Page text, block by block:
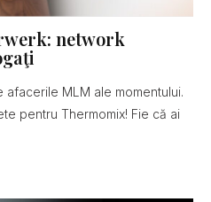
network
MLM ale momentului.
pentru Thermomix! Fie că ai